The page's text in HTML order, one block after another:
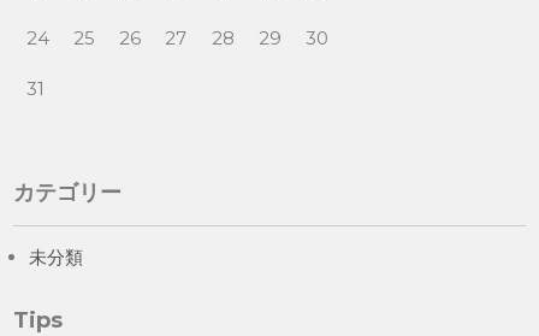
24 25 26 27 28 29 30
31
カテゴリー
未分類
Tips